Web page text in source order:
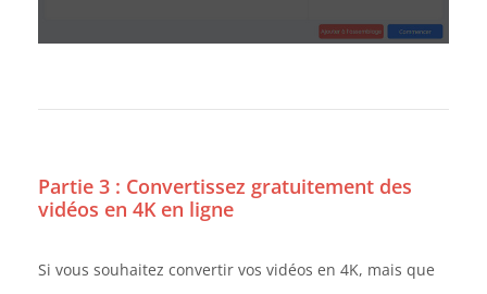
Partie 3 : Convertissez gratuitement des
vidéos en 4K en ligne
Si vous souhaitez convertir vos vidéos en 4K, mais que